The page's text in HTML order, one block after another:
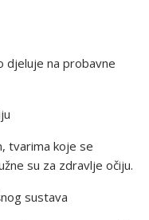
djeluje na probavne
tvarima koje se
su za zdravlje očiju.
sustava